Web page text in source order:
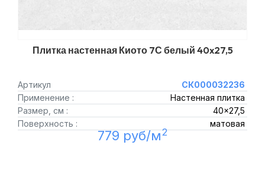
Плитка настенная Киото 7С белый 40x27,5
Артикул
СК000032236
Применение :
Настенная плитка
Размер, см :
40x27,5
Поверхность :
матовая
779 руб/м2